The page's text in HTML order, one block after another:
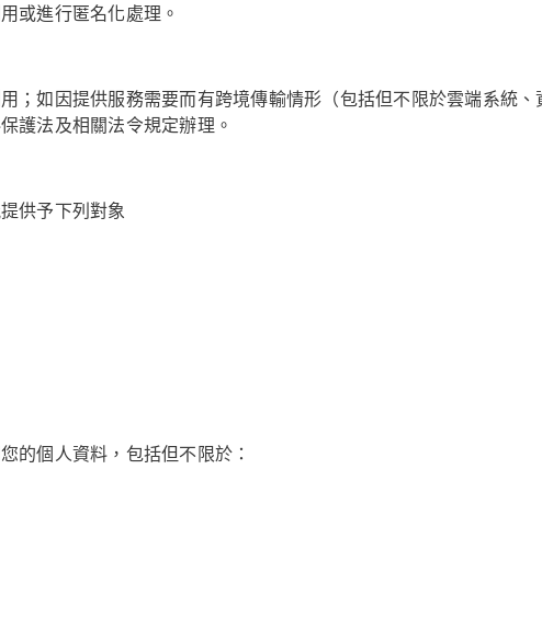
或進行匿名化處理。
；如因提供服務需要而有跨境傳輸情形（包括但不限於雲端系統、
護法及相關法令規定辦理。
供予下列對象
的個人資料，包括但不限於：